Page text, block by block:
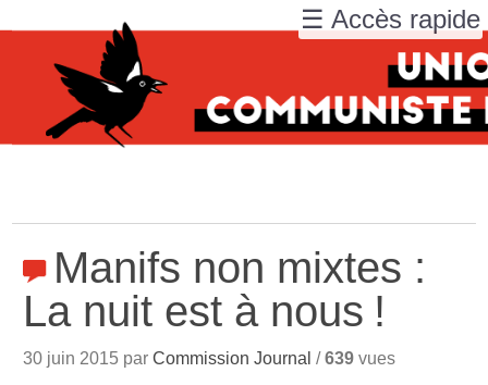
Manifs non mixtes :
La nuit est à nous !
30 juin 2015 parCommission Journal /639 vues
☰ Accès rapide